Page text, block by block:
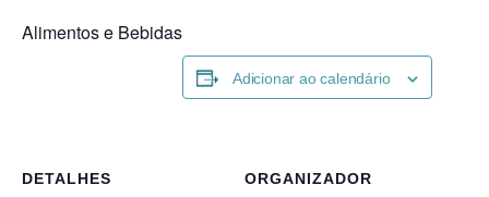
Alimentos e Bebidas
Adicionar ao calendário
DETALHES ORGANIZADOR